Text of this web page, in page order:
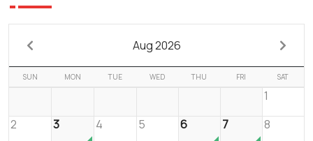
Aug 2026
SUN MON TUE WED THU FRI SAT
1
2
3 4 5 6 7
8